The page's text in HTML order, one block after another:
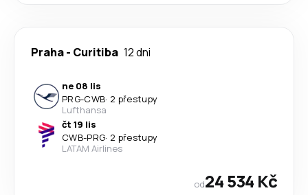
Praha- Curitiba 12 dni
ne 08 lis
PRG-CWB· 2 přestupy
Lufthansa
čt 19 lis
CWB-PRG· 2 přestupy
LATAM Airlines
od24 534 Kč